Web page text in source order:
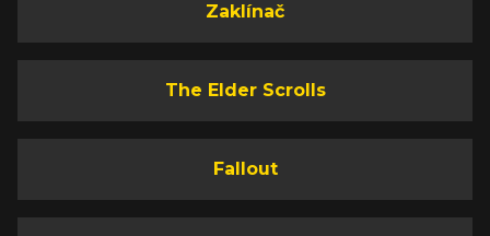
Zaklínač
The Elder Scrolls
Fallout